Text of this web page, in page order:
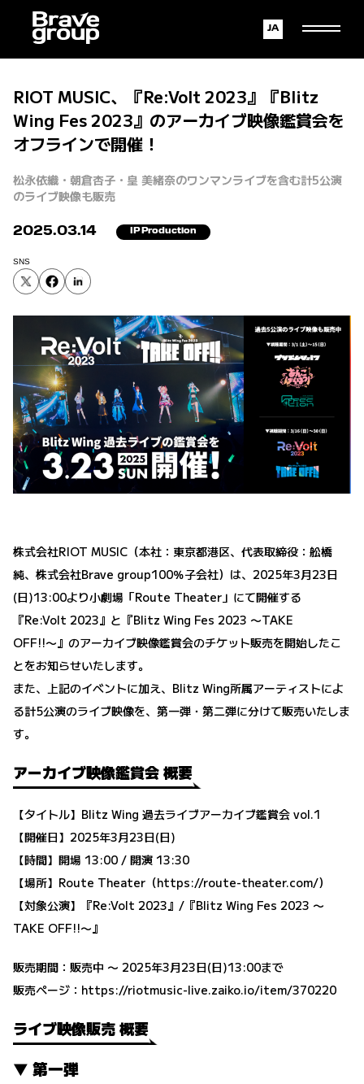
English
Japanese
RIOT MUSIC、『Re:Volt 2023』『Blitz
Wing Fes 2023』のアーカイブ映像鑑賞会を
オフラインで開催！
松永依織・朝倉杏子・皇 美緒奈のワンマンライブを含む計5公演
のライブ映像も販売
2025.03.14 IP Production
SNS
株式会社RIOT MUSIC（本社：東京都港区、代表取締役：舩橋
純、株式会社Brave group100％子会社）は、2025年3月23日
(日)13:00より小劇場「Route Theater」にて開催する
『Re:Volt 2023』と『Blitz Wing Fes 2023 〜TAKE
OFF!!〜』のアーカイブ映像鑑賞会のチケット販売を開始したこ
とをお知らせいたします。
また、上記のイベントに加え、Blitz Wing所属アーティストによ
る計5公演のライブ映像を、第一弾・第二弾に分けて販売いたしま
す。
アーカイブ映像鑑賞会 概要
【タイトル】Blitz Wing 過去ライブアーカイブ鑑賞会 vol.1
【開催日】2025年3月23日(日)
【時間】開場 13:00 / 開演 13:30
【場所】Route Theater（https://route-theater.com/）
【対象公演】『Re:Volt 2023』/『Blitz Wing Fes 2023 〜
TAKE OFF!!〜』
販売期間：販売中 〜 2025年3月23日(日)13:00まで
販売ページ： https://riotmusic-live.zaiko.io/item/370220
ライブ映像販売 概要
▼ 第一弾